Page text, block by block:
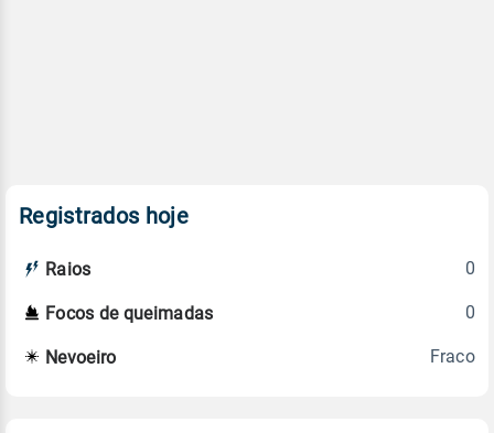
Registrados hoje
Raios 0
Focos de queimadas 0
Nevoeiro Fraco